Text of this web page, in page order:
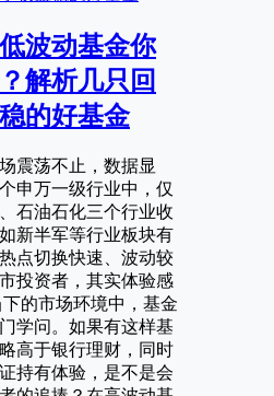
波动基金你
解析几只回
的好基金
震荡不止，数据显
申万一级行业中，仅
石油石化三个行业收
新半军等行业板块有
点切换快速、波动较
投资者，其实体验感
的市场环境中，基金
学问。如果有这样基
高于银行理财，同时
持有体验，是不是会